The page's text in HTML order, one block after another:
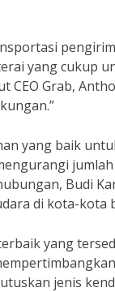
yang cukup
Grab,
yang baik
Budi
di kota-kota
yang
jenis